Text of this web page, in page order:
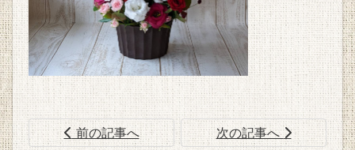
前の記事へ 次の記事へ